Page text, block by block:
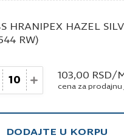
HRANIPEX HAZEL
RW)
103,00 RSD/
cena za
DODAJTE U KORPU